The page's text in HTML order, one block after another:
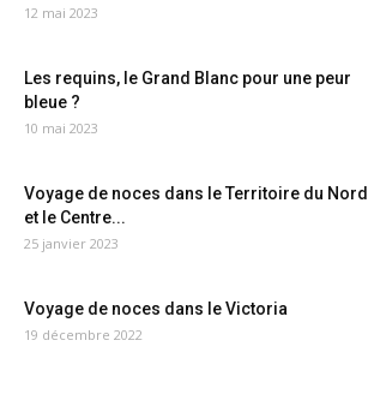
12 mai 2023
Les requins, le Grand Blanc pour une peur
bleue ?
10 mai 2023
Voyage de noces dans le Territoire du Nord
et le Centre...
25 janvier 2023
Voyage de noces dans le Victoria
19 décembre 2022